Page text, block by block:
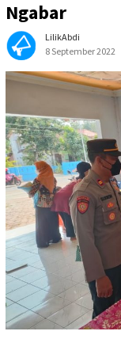
Ngabar
LilikAbdi
8 September 2022